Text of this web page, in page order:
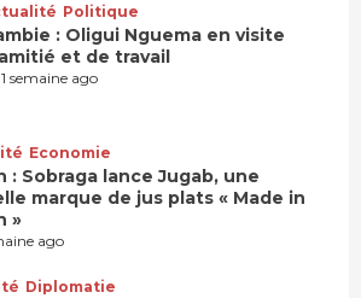
Politique
: Oligui Nguema en visite
et de travail
1 semaine ago
Economie
: Sobraga lance Jugab, une
marque de jus plats « Made in
»
ago
Diplomatie